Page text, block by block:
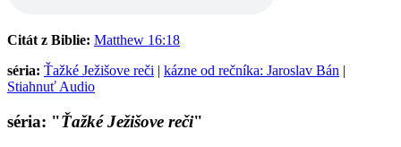
Citát z Biblie: Matthew 16:18
séria: Ťažké Ježišove reči | kázne od rečníka: Jaroslav Bán |
Stiahnuť Audio
séria: "Ťažké Ježišove reči"